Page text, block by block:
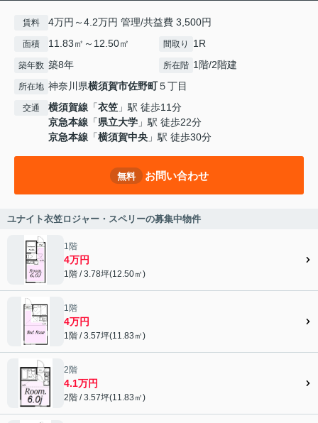
賃料 4万円～4.2万円 管理/共益費 3,500円
面積 11.83㎡～12.50㎡ 間取り 1R
築年数 築8年 所在階 1階/2階建
所在地 神奈川県横須賀市佐野町５丁目
交通 横須賀線 「衣笠 」駅 徒歩11分
京急本線 「県立大学 」駅 徒歩22分
京急本線 「横須賀中央 」駅 徒歩30分
無料 お問い合わせ
ユナイト衣笠ロジャー・スペリーの募集中物件
1階
4万円
1階 / 3.78坪(12.50㎡)
1階
4万円
1階 / 3.57坪(11.83㎡)
2階
4.1万円
2階 / 3.57坪(11.83㎡)